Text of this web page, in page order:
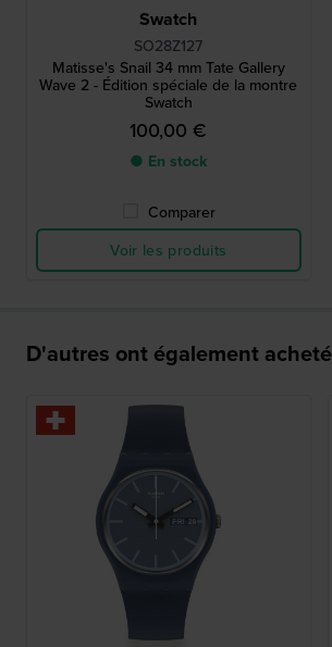
Swatch
SO28Z127
Matisse's Snail 34 mm Tate Gallery
Wave 2 - Édition spéciale de la montre
Swatch
100,00 €
● En stock
Comparer
Voir les produits
D'autres ont également acheté